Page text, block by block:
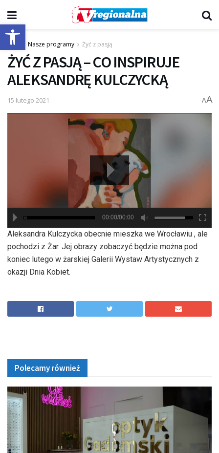
Otwórz pasek narzędzi
Start Nasze programy Żyć z pasją
ŻYĆ Z PASJĄ – CO INSPIRUJE
ALEKSANDRĘ KULCZYCKĄ
15 lutego 2021 AA
hd2880
hd2160
hd2160
hd1440
highres
hd1080
hd720
large
medium
small
tiny
00:00/00:00
Aleksandra Kulczycka obecnie mieszka we Wrocławiu , ale
pochodzi z Żar. Jej obrazy zobaczyć będzie można pod
koniec lutego w żarskiej Galerii Wystaw Artystycznych z
okazji Dnia Kobiet.
Polecamy również